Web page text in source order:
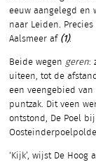
eeuw aangelegd en
naar Leiden.
Aalsmeer af (1).
Beide wegen geren:
uiteen, tot de
een veengebied
puntzak. Dit veen
ontstond, De Poel
‘Kijk’, wijst De